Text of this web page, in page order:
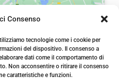
Consenso
tecnologie come i cookie per
del dispositivo. Il consenso a
dati come il comportamento di
Non acconsentire o ritirare il consenso
caratteristiche e funzioni.
via Salvo d'Acquisto, 205,
Puglia